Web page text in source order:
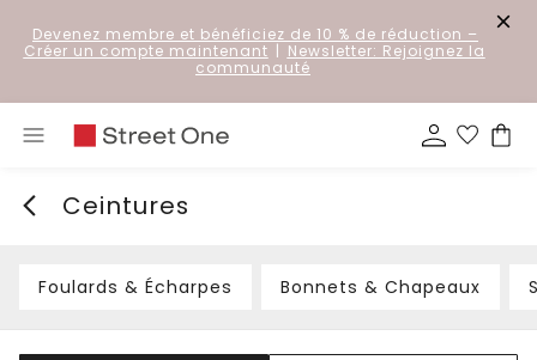
Devenez membre et bénéficiez de 10 % de réduction –
Créer un compte maintenant | Newsletter: Rejoignez la
communauté
Ceintures
Foulards & Écharpes Bonnets & Chapeaux